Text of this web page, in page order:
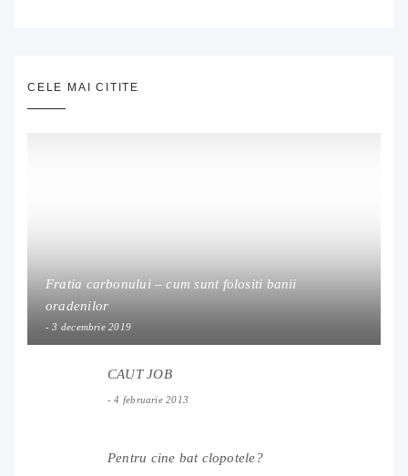
CELE MAI CITITE
Fratia carbonului – cum sunt folositi banii
oradenilor
3 decembrie 2019
CAUT JOB
4 februarie 2013
Pentru cine bat clopotele?